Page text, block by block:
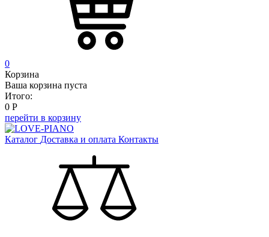
0
Корзина
Ваша корзина пуста
Итого:
0 Р
перейти в корзину
Каталог Доставка и оплата Контакты